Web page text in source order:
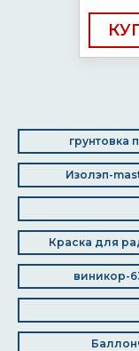
грунтовка
Изолэп-
Краска для
виникор-